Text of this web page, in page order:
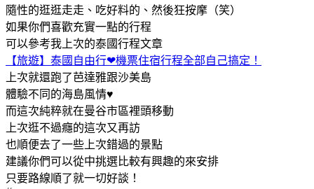
隨性的逛逛走走、吃好料的、然後狂按摩（笑）
如果你們喜歡充實一點的行程
可以參考我上次的泰國行程文章
【旅遊】泰國自由行❤機票住宿行程全部自己搞定！
上次就還跑了芭達雅跟沙美島
體驗不同的海島風情♥
而這次純粹就在曼谷市區裡頭移動
上次逛不過癮的這次又再訪
也順便去了一些上次錯過的景點
建議你們可以從中挑選比較有興趣的來安排
只要路線順了就一切好談！